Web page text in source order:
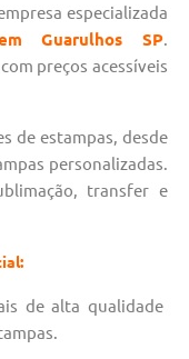
especializada
Guarulhos SP.
preços acessíveis
de estampas, desde
personalizadas.
transfer e
de alta qualidade